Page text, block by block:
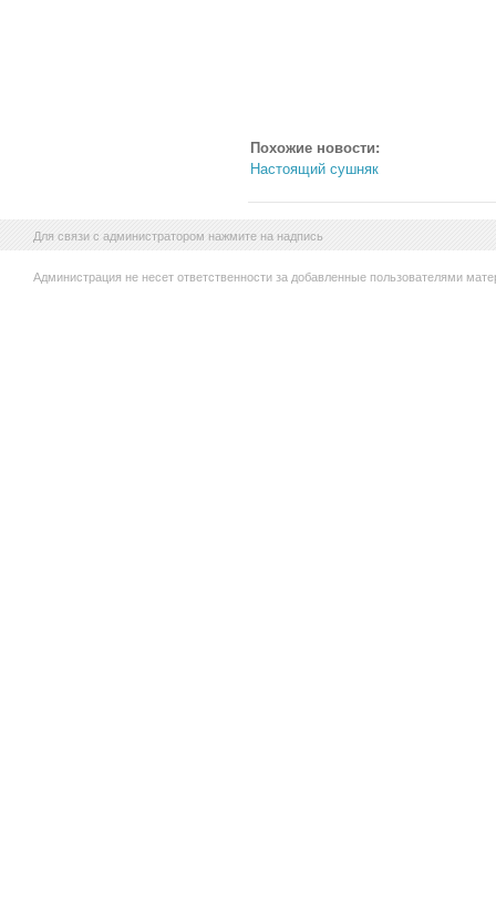
Похожие новости:
Настоящий сушняк
Для связи с администратором нажмите на надпись
Администрация не несет ответственности за добавленные пользователями